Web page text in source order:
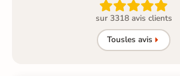

sur 3318 avis clients
Tousles avis